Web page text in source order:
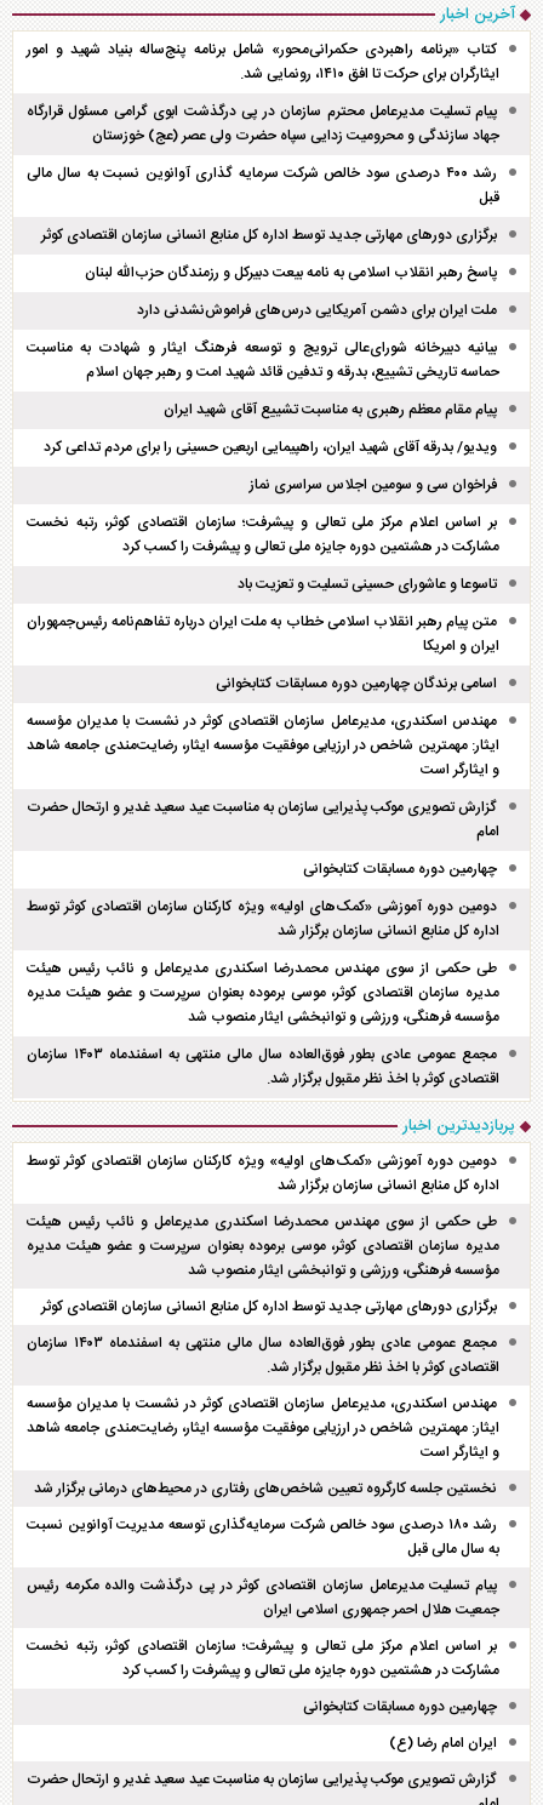
آخرین اخبار
کتاب «برنامه راهبردی حکمرانی‌محور» شامل برنامه پنج‌ساله بنیاد شهید و امور
ایثارگران برای حرکت تا افق ۱۴۱۰، رونمایی شد.
پیام تسلیت مدیرعامل محترم سازمان در پی درگذشت ابوی گرامی مسئول قرارگاه
جهاد سازندگی و محرومیت زدایی سپاه حضرت ولی عصر (عج) خوزستان
رشد ۴۰۰ درصدی سود خالص شرکت سرمایه گذاری آوانوین نسبت به سال مالی
قبل
برگزاری دور‌های مهارتی جدید توسط اداره کل منابع انسانی سازمان اقتصادی کوثر
پاسخ رهبر انقلاب اسلامی به نامه بیعت دبیرکل و رزمندگان حزب‌الله لبنان
ملت ایران برای دشمن آمریکایی درس‌های فراموش‌نشدنی دارد
بیانیه دبیرخانه شورای‌عالی ترویج و توسعه فرهنگ ایثار و شهادت به مناسبت
حماسه تاریخی تشییع، بدرقه و تدفین قائد شهید امت و رهبر جهان اسلام
پیام مقام معظم رهبری به مناسبت تشییع آقای شهید ایران
ویدیو/ بدرقه آقای شهید ایران، راهپیمایی اربعین حسینی را برای مردم تداعی کرد
فراخوان سی و سومین اجلاس سراسری نماز
بر اساس اعلام مرکز ملی تعالی و پیشرفت؛ سازمان اقتصادی کوثر، رتبه نخست
مشارکت در هشتمین دوره جایزه ملی تعالی و پیشرفت را کسب کرد
تاسوعا و عاشورای حسینی تسلیت و تعزیت باد
متن پیام رهبر انقلاب اسلامی خطاب به ملت ایران درباره تفاهم‌نامه رئیس‌جمهوران
ایران و امریکا
اسامی برندگان چهارمین دوره مسابقات کتابخوانی
مهندس اسکندری، مدیرعامل سازمان اقتصادی کوثر در نشست با مدیران مؤسسه
ایثار: مهمترین شاخص در ارزیابی موفقیت مؤسسه ایثار، رضایت‌مندی جامعه شاهد
و ایثارگر است
گزارش تصویری موکب پذیرایی سازمان به مناسبت عید سعید غدیر و ارتحال حضرت
امام
چهارمین دوره مسابقات کتابخوانی
دومین دوره آموزشی «کمک‌های اولیه» ویژه کارکنان سازمان اقتصادی کوثر توسط
اداره کل منابع انسانی سازمان برگزار شد
طی حکمی از سوی مهندس محمدرضا اسکندری مدیرعامل و نائب رئیس هیئت
مدیره سازمان اقتصادی کوثر، موسی برموده بعنوان سرپرست و عضو هیئت مدیره
مؤسسه فرهنگی، ورزشی و توانبخشی ایثار منصوب شد
مجمع عمومی عادی بطور فوق‌العاده سال مالی منتهی به اسفند‌ماه ۱۴۰۳ سازمان
اقتصادی کوثر با اخذ نظر مقبول برگزار شد.
پربازدیدترین اخبار
دومین دوره آموزشی «کمک‌های اولیه» ویژه کارکنان سازمان اقتصادی کوثر توسط
اداره کل منابع انسانی سازمان برگزار شد
طی حکمی از سوی مهندس محمدرضا اسکندری مدیرعامل و نائب رئیس هیئت
مدیره سازمان اقتصادی کوثر، موسی برموده بعنوان سرپرست و عضو هیئت مدیره
مؤسسه فرهنگی، ورزشی و توانبخشی ایثار منصوب شد
برگزاری دور‌های مهارتی جدید توسط اداره کل منابع انسانی سازمان اقتصادی کوثر
مجمع عمومی عادی بطور فوق‌العاده سال مالی منتهی به اسفند‌ماه ۱۴۰۳ سازمان
اقتصادی کوثر با اخذ نظر مقبول برگزار شد.
مهندس اسکندری، مدیرعامل سازمان اقتصادی کوثر در نشست با مدیران مؤسسه
ایثار: مهمترین شاخص در ارزیابی موفقیت مؤسسه ایثار، رضایت‌مندی جامعه شاهد
و ایثارگر است
نخستین جلسه کارگروه تعیین شاخص‌های رفتاری در محیط‌های درمانی برگزار شد
رشد ۱۸۰ درصدی سود خالص شرکت سرمایه‌گذاری توسعه مدیریت آوانوین نسبت
به سال مالی قبل
پیام تسلیت مدیرعامل سازمان اقتصادی کوثر در پی درگذشت والده مکرمه رئیس
جمعیت هلال احمر جمهوری اسلامی ایران
بر اساس اعلام مرکز ملی تعالی و پیشرفت؛ سازمان اقتصادی کوثر، رتبه نخست
مشارکت در هشتمین دوره جایزه ملی تعالی و پیشرفت را کسب کرد
چهارمین دوره مسابقات کتابخوانی
ایران امام رضا (ع)
گزارش تصویری موکب پذیرایی سازمان به مناسبت عید سعید غدیر و ارتحال حضرت